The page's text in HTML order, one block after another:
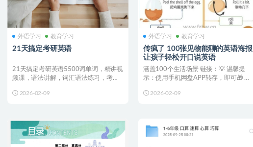
外语学习 教育学习
21天搞定考研英语
21天搞定考研英语5500词单词，精讲视
频课，语法讲解，词汇语法练习，考点
2026-02-09
外语学习 教育学习
传疯了 100张见物能聊的英语海报
让孩子轻松开口说英语
涵盖100个生活场景 链接：💡 温馨提
示：使用手机网盘APP转存，即可🎁 订
2026-02-09